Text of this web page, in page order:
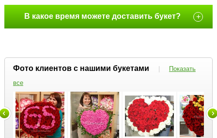
В какое время можете доставить букет? +
Фото клиентов с нашими букетами |
Показать
все